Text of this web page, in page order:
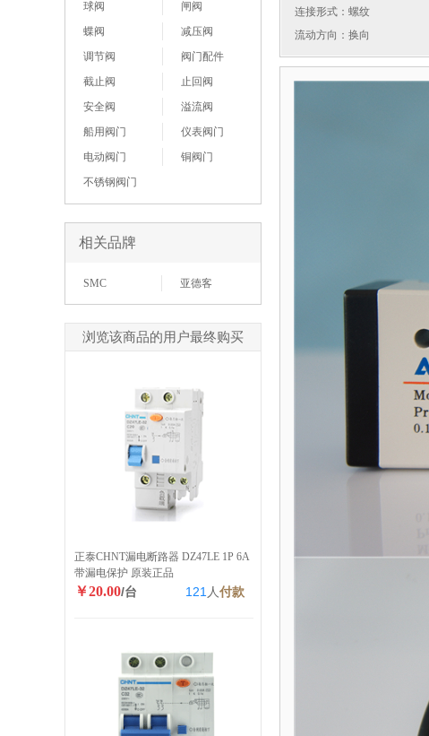
球阀
闸阀
蝶阀
减压阀
调节阀
阀门配件
截止阀
止回阀
安全阀
溢流阀
船用阀门
仪表阀门
电动阀门
铜阀门
不锈钢阀门
相关品牌
SMC 亚德客
浏览该商品的用户最终购买
正泰CHNT漏电断路器 DZ47LE 1P 6A
带漏电保护 原装正品
￥20.00/台 121 人付款
连接形式：螺纹
流动方向：换向